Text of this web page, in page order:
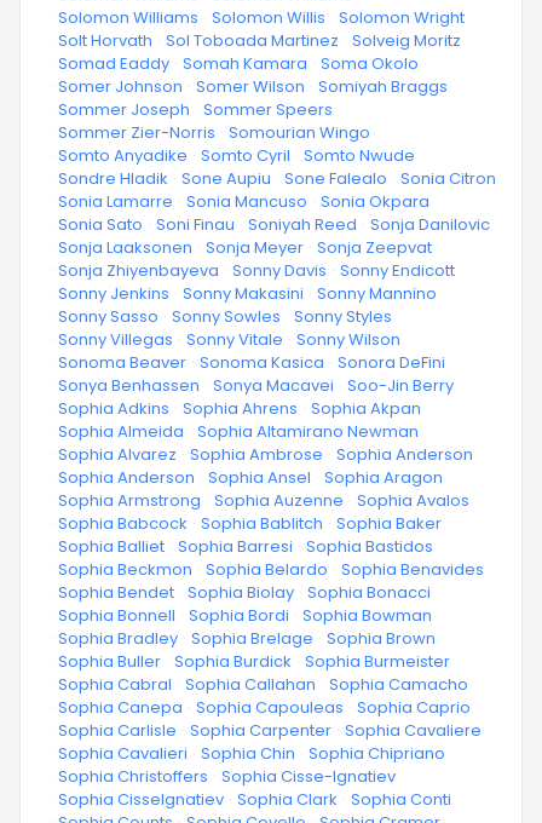
· Solomon Williams · Solomon Willis · Solomon Wright
· Solt Horvath · Sol Toboada Martinez · Solveig Moritz
· Somad Eaddy · Somah Kamara · Soma Okolo
· Somer Johnson · Somer Wilson · Somiyah Braggs
· Sommer Joseph · Sommer Speers
· Sommer Zier-Norris · Somourian Wingo
· Somto Anyadike · Somto Cyril · Somto Nwude
· Sondre Hladik · Sone Aupiu · Sone Falealo · Sonia Citron
· Sonia Lamarre · Sonia Mancuso · Sonia Okpara
· Sonia Sato · Soni Finau · Soniyah Reed · Sonja Danilovic
· Sonja Laaksonen · Sonja Meyer · Sonja Zeepvat
· Sonja Zhiyenbayeva · Sonny Davis · Sonny Endicott
· Sonny Jenkins · Sonny Makasini · Sonny Mannino
· Sonny Sasso · Sonny Sowles · Sonny Styles
· Sonny Villegas · Sonny Vitale · Sonny Wilson
· Sonoma Beaver · Sonoma Kasica · Sonora DeFini
· Sonya Benhassen · Sonya Macavei · Soo-Jin Berry
· Sophia Adkins · Sophia Ahrens · Sophia Akpan
· Sophia Almeida · Sophia Altamirano Newman
· Sophia Alvarez · Sophia Ambrose · Sophia Anderson
· Sophia Anderson · Sophia Ansel · Sophia Aragon
· Sophia Armstrong · Sophia Auzenne · Sophia Avalos
· Sophia Babcock · Sophia Bablitch · Sophia Baker
· Sophia Balliet · Sophia Barresi · Sophia Bastidos
· Sophia Beckmon · Sophia Belardo · Sophia Benavides
· Sophia Bendet · Sophia Biolay · Sophia Bonacci
· Sophia Bonnell · Sophia Bordi · Sophia Bowman
· Sophia Bradley · Sophia Brelage · Sophia Brown
· Sophia Buller · Sophia Burdick · Sophia Burmeister
· Sophia Cabral · Sophia Callahan · Sophia Camacho
· Sophia Canepa · Sophia Capouleas · Sophia Caprio
· Sophia Carlisle · Sophia Carpenter · Sophia Cavaliere
· Sophia Cavalieri · Sophia Chin · Sophia Chipriano
· Sophia Christoffers · Sophia Cisse-Ignatiev
· Sophia Cisselgnatiev · Sophia Clark · Sophia Conti